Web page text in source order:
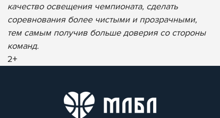
качество освещения чемпионата, сделать
соревнования более чистыми и прозрачными,
тем самым получив больше доверия со стороны
команд.
2+